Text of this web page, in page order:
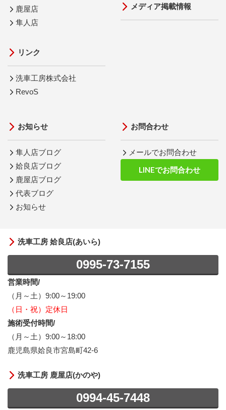
鹿屋店
隼人店
リンク
洗車工房株式会社
RevoS
メディア掲載情報
お知らせ
隼人店ブログ
姶良店ブログ
鹿屋店ブログ
代表ブログ
お知らせ
お問合わせ
メールでお問合わせ
LINEでお問合わせ
洗車工房 姶良店(あいら)
0995-73-7155
営業時間/
（月～土）9:00～19:00
（日・祝）定休日
施術受付時間/
（月～土）9:00～18:00
鹿児島県姶良市宮島町42-6
洗車工房 鹿屋店(かのや)
0994-45-7448